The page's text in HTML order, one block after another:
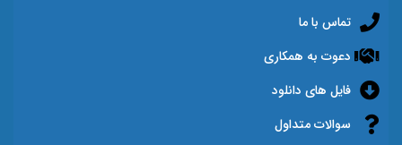
تماس با ما
دعوت به همکاری
فایل های دانلود
سوالات متداول